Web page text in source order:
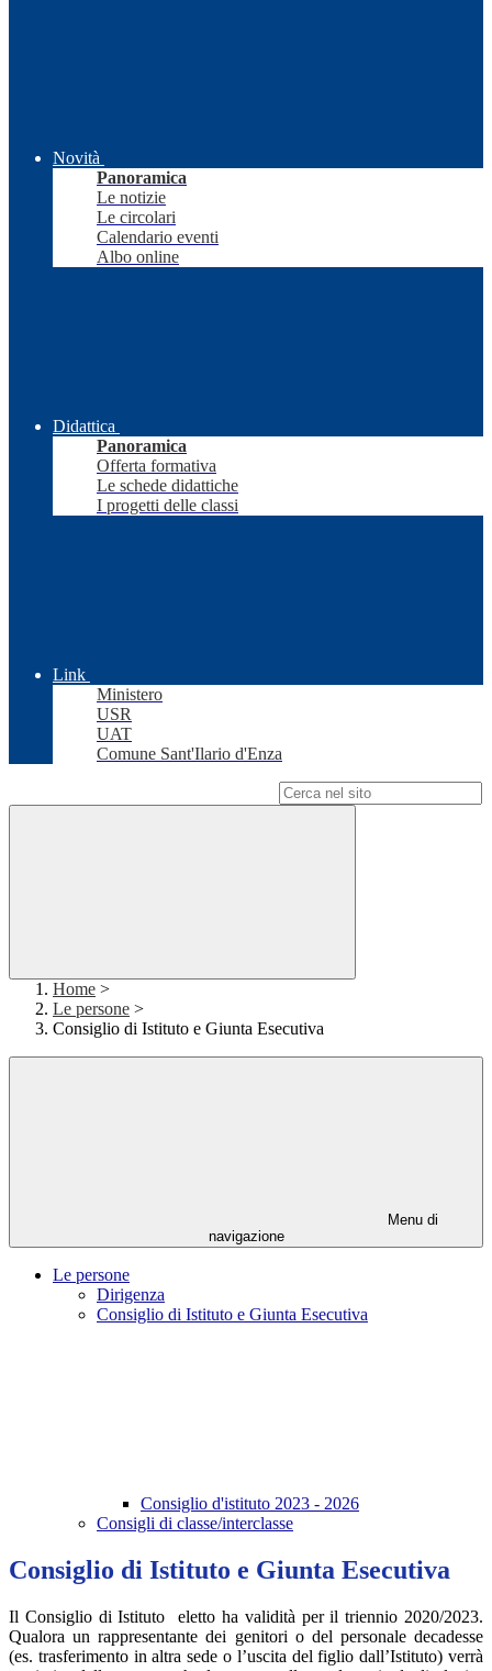
Novità
Panoramica
Le notizie
Le circolari
Calendario eventi
Albo online
Didattica
Panoramica
Offerta formativa
Le schede didattiche
I progetti delle classi
Link
Ministero
USR
UAT
Comune Sant'Ilario d'Enza
Home >
Le persone >
Consiglio di Istituto e Giunta Esecutiva
Menu di
navigazione
Le persone
Dirigenza
Consiglio di Istituto e Giunta Esecutiva
Consiglio d'istituto 2023 - 2026
Consigli di classe/interclasse
Consiglio di Istituto e Giunta Esecutiva
Il Consiglio di Istituto eletto ha validità per il triennio 2020/2023.
Qualora un rappresentante dei genitori o del personale decadesse
(es. trasferimento in altra sede o l’uscita del figlio dall’Istituto) verrà